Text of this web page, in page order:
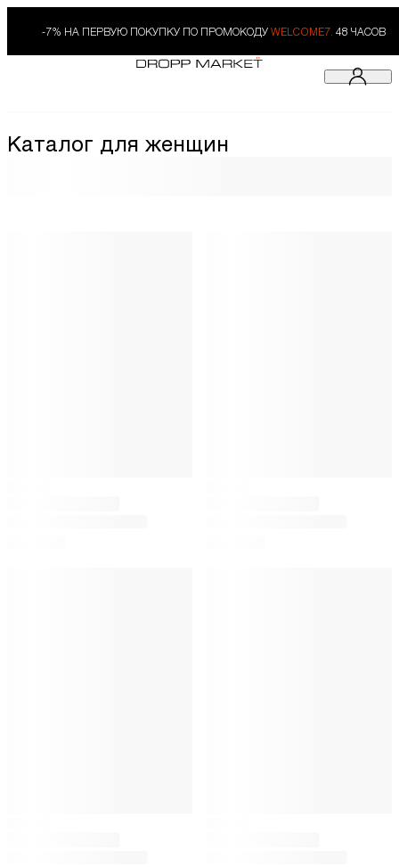
-7% НА ПЕРВУЮ ПОКУПКУ ПО ПРОМОКОДУ WELCOME7. 48 ЧАСОВ
Каталог для женщин